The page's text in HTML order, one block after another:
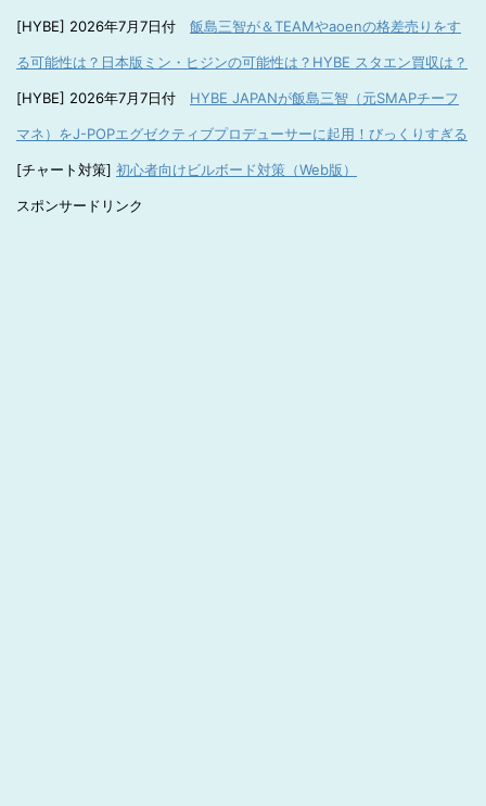
[HYBE] 2026年7月7日付 飯島三智が＆TEAMやaoenの格差売りをす
る可能性は？日本版ミン・ヒジンの可能性は？HYBE スタエン買収は？
[HYBE] 2026年7月7日付 HYBE JAPANが飯島三智（元SMAPチーフ
マネ）をJ-POPエグゼクティブプロデューサーに起用！びっくりすぎる
[チャート対策] 初心者向けビルボード対策（Web版）
スポンサードリンク